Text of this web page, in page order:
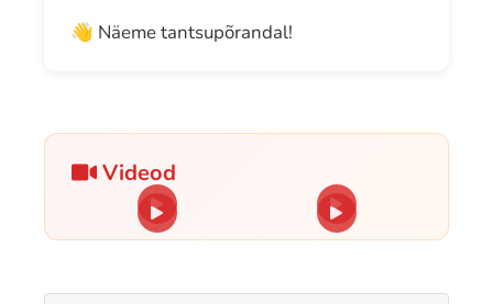
👋 Näeme tantsupõrandal!
Videod